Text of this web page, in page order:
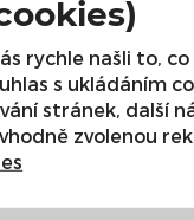
rychle našli to,
s ukládáním
stránek, další
zvolenou